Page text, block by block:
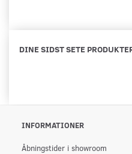
DINE SIDST SETE
INFORMATIONER
Åbningstider i showroom